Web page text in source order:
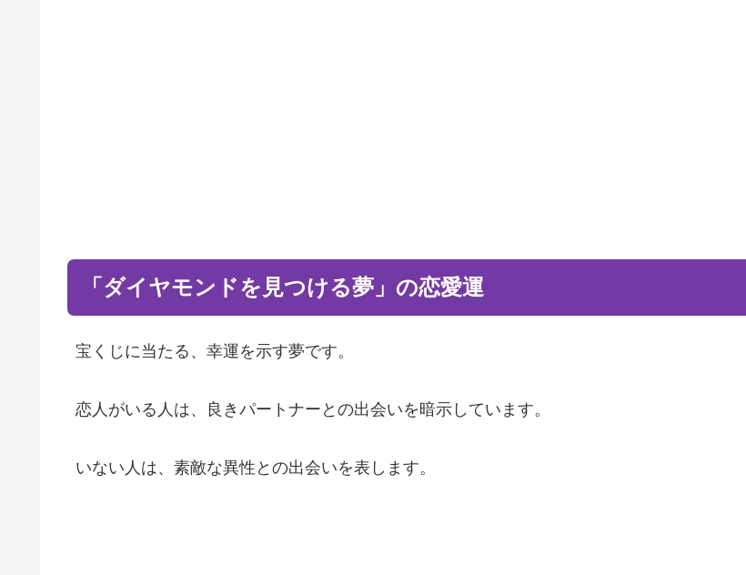
「ダイヤモンドを見つける夢」の恋愛運
宝くじに当たる、幸運を示す夢です。
恋人がいる人は、良きパートナーとの出会いを暗示しています。
いない人は、素敵な異性との出会いを表します。